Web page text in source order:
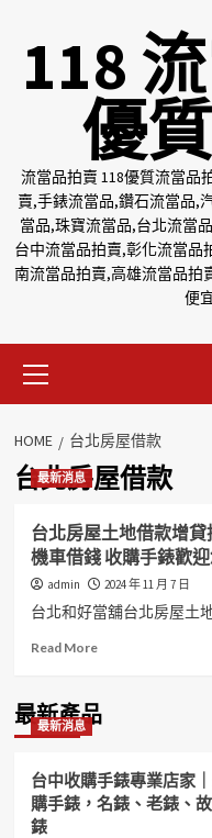
118
優
流當品拍賣 118優質流當品
賣,手錶流當品,鑽石流當品,
當品,珠寶流當品,台北流當
台中流當品拍賣,彰化流當品
南流當品拍賣,高雄流當品拍
便
Menu
HOME 台北房屋借款
台北房屋借款
最新消息
台北房屋土地借款增
機車借錢 收購手錶歡
admin 2024 年 11 月 7 日
台北和好當舖台北房屋土
Read MoreRead
台
北
屋
土
地
最新產品
最新消息
台中收購手錶專業店家
購手錶，名錶、老錶、
錶